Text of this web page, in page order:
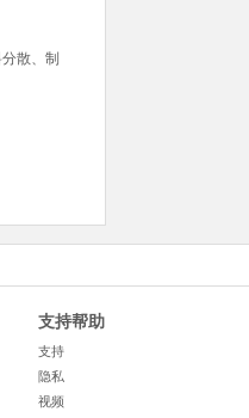
散、制
支持帮助
支持
隐私
视频